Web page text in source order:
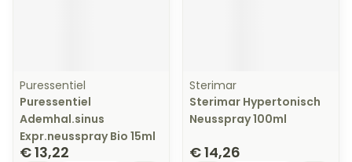
Puressentiel
Puressentiel
Ademhal.sinus
Expr.neusspray Bio 15ml
€ 13,22
Sterimar
Sterimar Hypertonisch
Neusspray 100ml
€ 14,26